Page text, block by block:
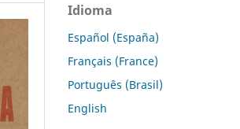
Idioma
Español (España)
Français (France)
Português (Brasil)
English